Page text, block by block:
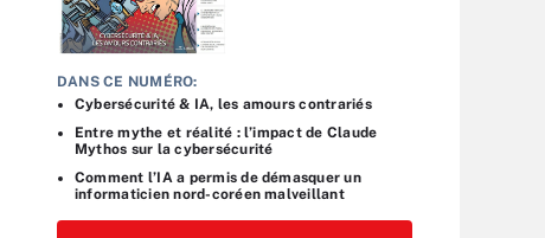
DANS CE NUMÉRO:
Cybersécurité & IA, les amours contrariés
Entre mythe et réalité : l’impact de Claude
Mythos sur la cybersécurité
Comment l’IA a permis de démasquer un
informaticien nord-coréen malveillant